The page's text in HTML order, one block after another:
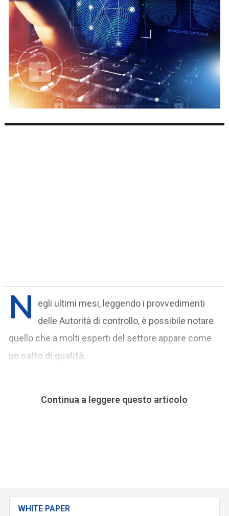
N
egli ultimi mesi, leggendo i provvedimenti
delle Autorità di controllo, è possibile notare
quello che a molti esperti del settore appare come
un salto di qualità.
Continua a leggere questo articolo
WHITE PAPER